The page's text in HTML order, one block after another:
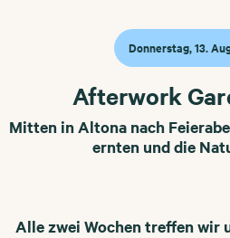
Donnerstag, 13.
Afterwork
Mitten in Altona nach
ernten und die
Alle zwei Wochen treffen wir